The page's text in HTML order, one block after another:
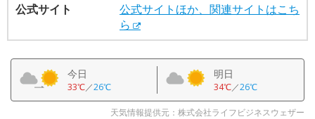
公式サイト
公式サイトほか、関連サイトはこち
ら
今日
33℃／26℃
明日
34℃／26℃
天気情報提供元：株式会社ライフビジネスウェザー